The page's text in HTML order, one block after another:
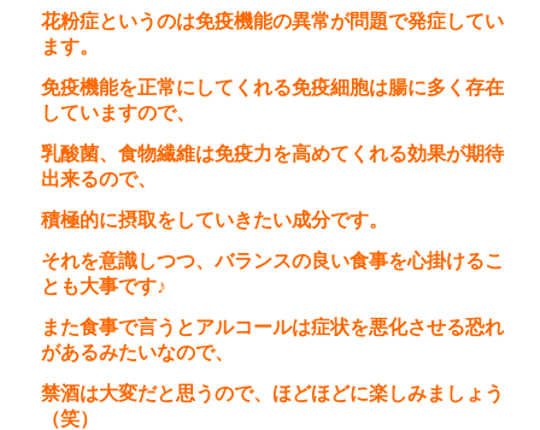
花粉症というのは免疫機能の異常が問題で発症してい
ます。
免疫機能を正常にしてくれる免疫細胞は腸に多く存在
していますので、
乳酸菌、食物繊維は免疫力を高めてくれる効果が期待
出来るので、
積極的に摂取をしていきたい成分です。
それを意識しつつ、バランスの良い食事を心掛けるこ
とも大事です♪
また食事で言うとアルコールは症状を悪化させる恐れ
があるみたいなので、
禁酒は大変だと思うので、ほどほどに楽しみましょう
（笑）